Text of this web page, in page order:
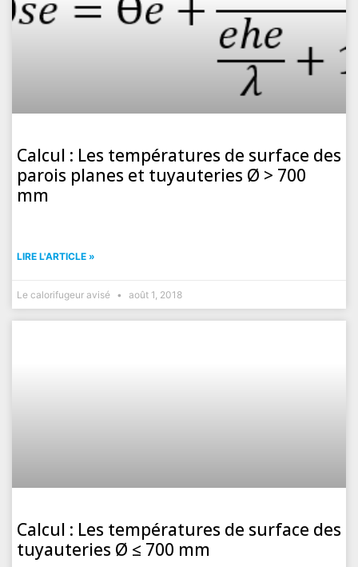
Calcul : Les températures de surface des
parois planes et tuyauteries Ø > 700
mm
LIRE L'ARTICLE »
Le calorifugeur avisé août 1, 2018
Calcul : Les températures de surface des
tuyauteries Ø ≤ 700 mm